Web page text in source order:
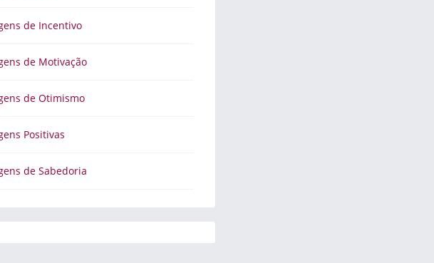
de Incentivo
de Motivação
de Otimismo
Positivas
de Sabedoria